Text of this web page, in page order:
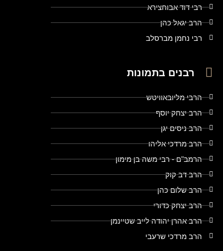
רבי דוד אבוחצירא
הרב יגאל כהן
רבי נחמן מברסלב
רבנים בתמונות
הרבי מליובאוויטש
הרב יצחק יוסף
הרב ניסים יגן
הרב מרדכי אליהו
הרמב"ם - רבי משה בן מימון
הרב דב קוק
הרב שלום כהן
הרב יצחק כדורי
הרב אהרן יהודה לייב שטיינמן
הרב מרדכי שרעבי